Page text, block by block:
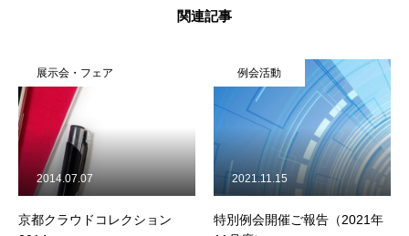
関連記事
展示会・フェア
京都クラウドコレクション
2014.07.07
例会活動
特別例会開催ご報告（2021年
2021.11.15